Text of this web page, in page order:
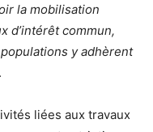
la mobilisation
d’intérêt commun,
y adhèrent
liées aux travaux